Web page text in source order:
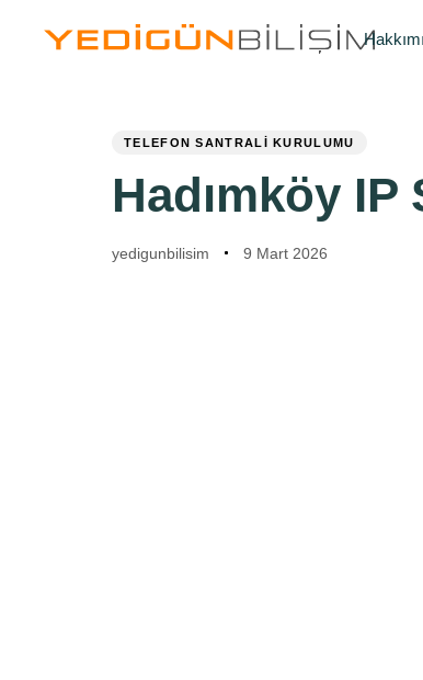
PUBLISHED
TELEFON SANTRALI KURULUMU
Hadımköy
Author
yedigunbilisim
Published
on:
9 Mart 2026